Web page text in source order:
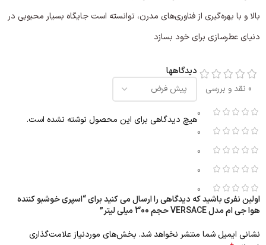
بالا و با بهره‌گیری از فناوری‌های مدرن، توانسته است جایگاه بسیار محبوبی در
دنیای عطرسازی برای خود بسازد
0 نقد و بررسی
0
0
0
0
0
دیدگاهها
هیچ دیدگاهی برای این محصول نوشته نشده است.
اولین نفری باشید که دیدگاهی را ارسال می کنید برای “اسپری خوشبو کننده
هوا جی ام مدل VERSACE حجم 300 میلی لیتر”
نشانی ایمیل شما منتشر نخواهد شد. بخش‌های موردنیاز علامت‌گذاری